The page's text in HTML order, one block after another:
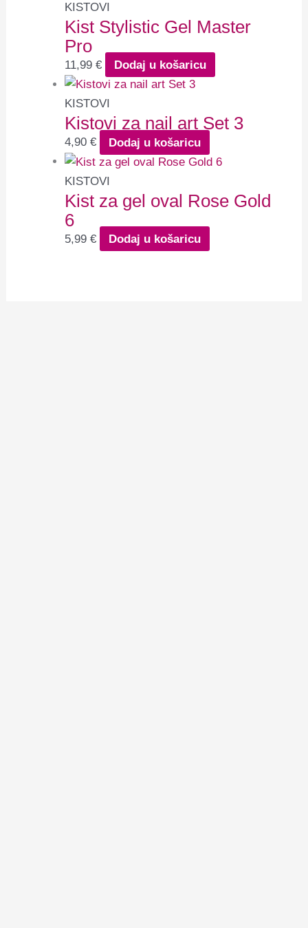
KISTOVI
Kist Stylistic Gel Master
Pro
11,99€ Dodaj u košaricu
KISTOVI
Kistovi za nail art Set 3
4,90€ Dodaj u košaricu
KISTOVI
Kist za gel oval Rose Gold
6
5,99€ Dodaj u košaricu